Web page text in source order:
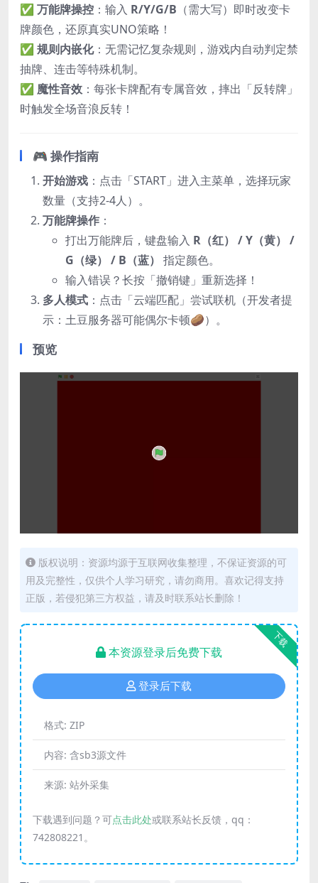
✅ ​ 万能牌操控 ：输入 ​ R/Y/G/B ​（需大写）即时改变卡
牌颜色，还原真实UNO策略！
✅ ​ 规则内嵌化：无需记忆复杂规则，游戏内自动判定禁
抽牌、连击等特殊机制。
✅ ​ 魔性音效 ：每张卡牌配有专属音效，摔出「反转牌」
时触发全场音浪反转！
🎮 操作指南
开始游戏 ：点击「START」进入主菜单，选择玩家
数量（支持2-4人）。
万能牌操作 ：
打出万能牌后，键盘输入 ​ R（红） / Y（黄） /
G（绿） / B（蓝）​ 指定颜色。
输入错误？长按「撤销键」重新选择！
多人模式 ：点击「云端匹配」尝试联机（开发者提
示：土豆服务器可能偶尔卡顿🥔）。
预览
版权说明：资源均源于互联网收集整理，不保证资源的可
用及完整性，仅供个人学习研究，请勿商用。喜欢记得支持
正版，若侵犯第三方权益，请及时联系站长删除！
下载
本资源登录后免费下载
登录后下载
格式: ZIP
内容: 含sb3源文件
来源: 站外采集
下载遇到问题？可点击此处或联系站长反馈，qq：
742808221。